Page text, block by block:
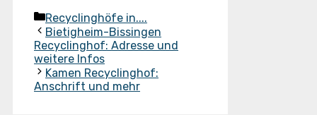
Kategorien
Recyclinghöfe in....
Bietigheim-Bissingen
Recyclinghof: Adresse und
weitere Infos
Kamen Recyclinghof:
Anschrift und mehr